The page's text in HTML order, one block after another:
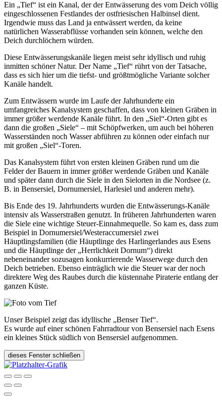
Ein „Tief“ ist ein Kanal, der der Entwässerung des vom Deich völlig
eingeschlossenen Festlandes der ostfriesischen Halbinsel dient.
Irgendwie muss das Land ja entwässert werden, da keine
natürlichen Wasserabflüsse vorhanden sein können, welche den
Deich durchlöchern würden.
Diese Entwässerungskanäle liegen meist sehr idyllisch und ruhig
inmitten schöner Natur. Der Name „Tief“ rührt von der Tatsache,
dass es sich hier um die tiefst- und größtmögliche Variante solcher
Kanäle handelt.
Zum Entwässern wurde im Laufe der Jahrhunderte ein
umfangreiches Kanalsystem geschaffen, dass von kleinen Gräben in
immer größer werdende Kanäle führt. In den „Siel“-Orten gibt es
dann die großen „Siele“ – mit Schöpfwerken, um auch bei höheren
Wasserständen noch Wasser abführen zu können oder einfach nur
mit großen „Siel“-Toren.
Das Kanalsystem führt von ersten kleinen Gräben rund um die
Felder der Bauern in immer größer werdende Gräben und Kanäle
und später dann durch die Siele in den Sielorten in die Nordsee (z.
B. in Bensersiel, Dornumersiel, Harlesiel und anderen mehr).
Bis Ende des 19. Jahrhunderts wurden die Entwässerungs-Kanäle
intensiv als Wasserstraßen genutzt. In früheren Jahrhunderten waren
die Siele eine wichtige Steuer-Einnahmequelle. So kam es, dass zum
Beispiel in Dornumersiel/Westeraccumersiel zwei
Häuptlingsfamilien (die Häuptlinge des Harlingerlandes aus Esens
und die Häuptlinge der „Herrlichkeit Dornum“) direkt
nebeneinander sozusagen konkurrierende Wasserwege durch den
Deich betrieben. Ebenso einträglich wie die Steuer war der noch
direktere Weg des Raubes durch die küstennahe Piraterie entlang der
ganzen Küste.
Unser Beispiel zeigt das idyllische „Benser Tief“.
Es wurde auf einer schönen Fahrradtour von Bensersiel nach Esens
ein kleines Stück südlich von Bensersiel aufgenommen.
dieses Fenster schließen